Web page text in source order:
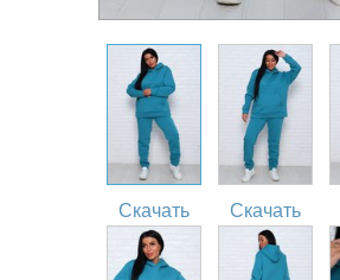
Скачать Скачать